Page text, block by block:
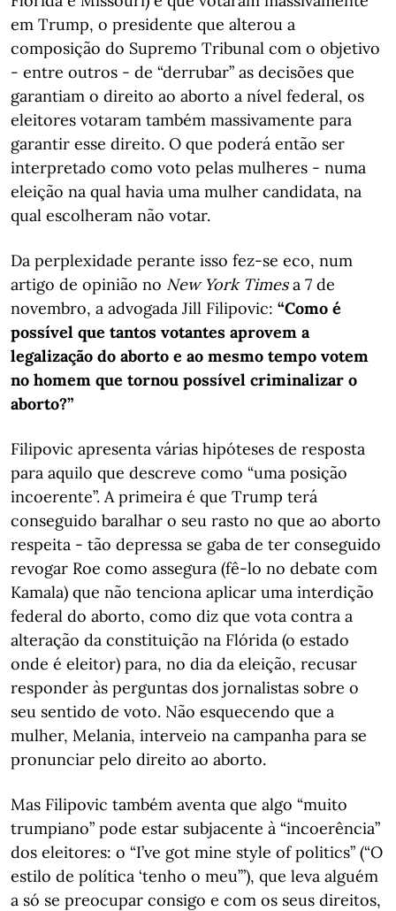
em Trump, o presidente que alterou a
composição do Supremo Tribunal com o objetivo
- entre outros - de “derrubar” as decisões que
garantiam o direito ao aborto a nível federal, os
eleitores votaram também massivamente para
garantir esse direito. O que poderá então ser
interpretado como voto pelas mulheres - numa
eleição na qual havia uma mulher candidata, na
qual escolheram não votar.
Da perplexidade perante isso fez-se eco, num
artigo de opinião no New York Timesa 7 de
novembro, a advogada Jill Filipovic: “Como é
possível que tantos votantes aprovem a
legalização do aborto e ao mesmo tempo votem
no homem que tornou possível criminalizar o
aborto?”
Filipovic apresenta várias hipóteses de resposta
para aquilo que descreve como “uma posição
incoerente”. A primeira é que Trump terá
conseguido baralhar o seu rasto no que ao aborto
respeita - tão depressa se gaba de ter conseguido
revogar Roe como assegura (fê-lo no debate com
Kamala) que não tenciona aplicar uma interdição
federal do aborto, como diz que vota contra a
alteração da constituição na Flórida (o estado
onde é eleitor) para, no dia da eleição, recusar
responder às perguntas dos jornalistas sobre o
seu sentido de voto. Não esquecendo que a
mulher, Melania, interveio na campanha para se
pronunciar pelo direito ao aborto.
Mas Filipovic também aventa que algo “muito
trumpiano” pode estar subjacente à “incoerência”
dos eleitores: o “I’ve got mine style of politics” (“O
estilo de política ‘tenho o meu’”), que leva alguém
a só se preocupar consigo e com os seus direitos,